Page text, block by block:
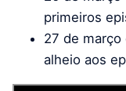
primeiros
27 de março
alheio aos